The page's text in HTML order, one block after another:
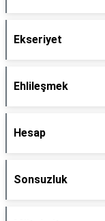
Ekseriyet
Ehlileşmek
Hesap
Sonsuzluk